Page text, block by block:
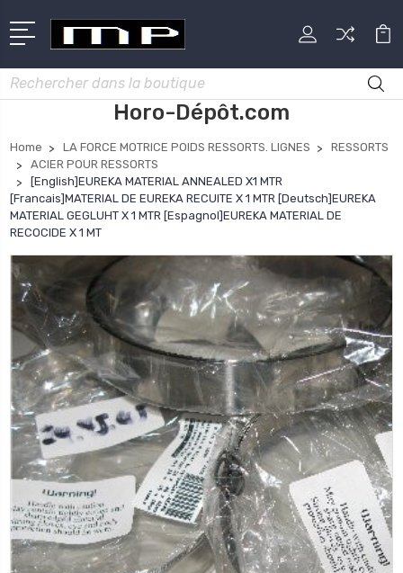
Rechercher
Horo-Dépôt.com
Home LA FORCE MOTRICE POIDS RESSORTS. LIGNES
RESSORTS
ACIER POUR RESSORTS
[English]EUREKA MATERIAL ANNEALED X1 MTR
[Francais]MATERIAL DE EUREKA RECUITE X 1 MTR [Deutsch]EUREKA
MATERIAL GEGLUHT X 1 MTR [Espagnol]EUREKA MATERIAL DE
RECOCIDE X 1 MT